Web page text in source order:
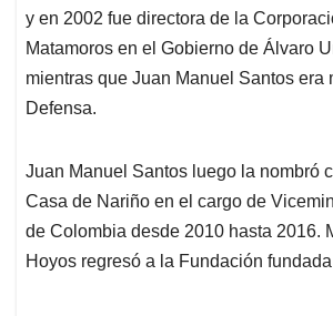
y en 2002 fue directora de la
Matamoros en el Gobierno de Álvaro
mientras que Juan Manuel Santos era
Defensa.
Juan Manuel Santos luego la nombró
Casa de Nariño en el cargo de
de Colombia desde 2010 hasta 2016.
Hoyos regresó a la Fundación